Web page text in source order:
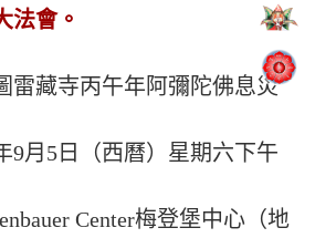
法會。
雷藏寺丙午年阿彌陀佛息災
9月5日（西曆）星期六下午
Center梅登堡中心（地